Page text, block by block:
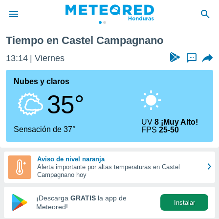
de
ha sido
calidad.
a este
las
y
forma
digital
basada
Tiempo en Castel Campagnano
13:14 Viernes ...
Nubes y claros
35°
Sensación de 37°
UV8 ¡Muy Alto!
FPS25-50
Aviso de nivel naranja
Alerta importante por altas temperaturas en Castel
Campagnano hoy
¡Descarga GRATIS la app de
Meteored!
Instalar